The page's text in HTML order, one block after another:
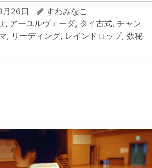
月26日
すわみなこ
, アーユルヴェーダ, タイ古式, チャン
, リーディング, レインドロップ,数秘